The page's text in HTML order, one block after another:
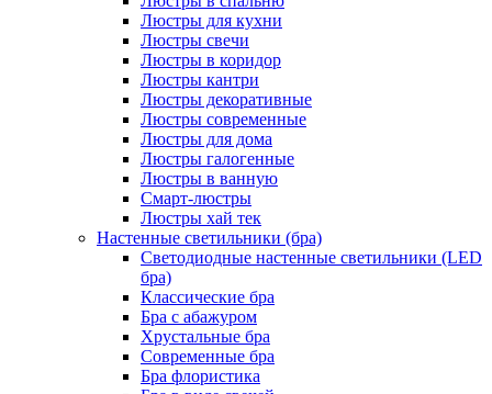
Люстры для кухни
Люстры свечи
Люстры в коридор
Люстры кантри
Люстры декоративные
Люстры современные
Люстры для дома
Люстры галогенные
Люстры в ванную
Смарт-люстры
Люстры хай тек
Настенные светильники (бра)
Светодиодные настенные светильники (LED
бра)
Классические бра
Бра с абажуром
Хрустальные бра
Современные бра
Бра флористика